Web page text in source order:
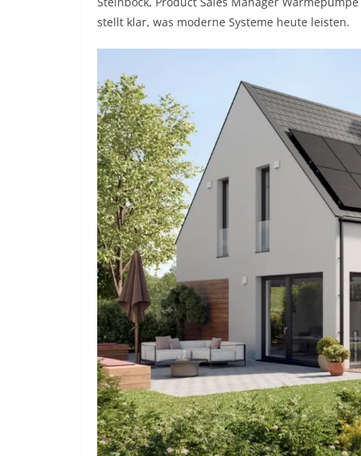
stellt klar, was moderne Systeme heute leisten.